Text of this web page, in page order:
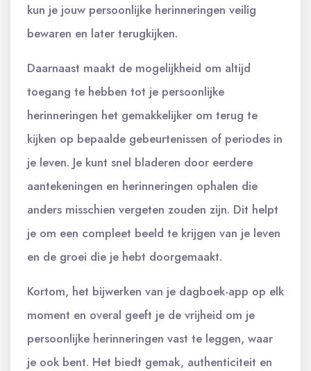
kun je jouw persoonlijke herinneringen veilig
bewaren en later terugkijken.
Daarnaast maakt de mogelijkheid om altijd
toegang te hebben tot je persoonlijke
herinneringen het gemakkelijker om terug te
kijken op bepaalde gebeurtenissen of periodes in
je leven. Je kunt snel bladeren door eerdere
aantekeningen en herinneringen ophalen die
anders misschien vergeten zouden zijn. Dit helpt
je om een compleet beeld te krijgen van je leven
en de groei die je hebt doorgemaakt.
Kortom, het bijwerken van je dagboek-app op elk
moment en overal geeft je de vrijheid om je
persoonlijke herinneringen vast te leggen, waar
je ook bent. Het biedt gemak, authenticiteit en